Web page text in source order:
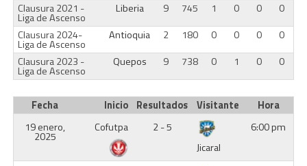
Clausura 2021 -
Liga de Ascenso
Liberia 9 745 1 0 0
0
Clausura 2024-
Liga de Ascenso
Antioquia 2 180 0 0 0
0
Clausura 2023 -
Liga de Ascenso
Quepos 9 738 0 1 0 0
Fecha Inicio Resultados Visitante
Hora
19 enero,
2025
Cofutpa
2 - 5
Jicaral
6:00 pm